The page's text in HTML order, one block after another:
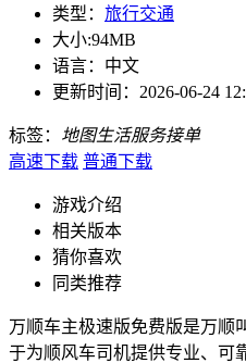
类型： 旅行交通
大小:94MB
语言： 中文
更新时间： 2026-06-24
标签： 地图生活服务接单
高速下载 普通下载
游戏介绍
相关版本
猜你喜欢
同类推荐
万顺车主极速版免费版是万顺
于为顺风车司机提供专业、可